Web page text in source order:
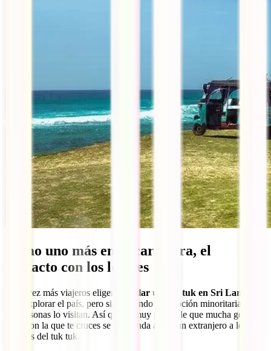
Como uno más en la carretera, el
contacto con los locales
Cada vez más viajeros eligen
alquilar un tuk tuk en Sri Lanka
para explorar el país, pero sigue siendo una opción minoritaria entre
las personas lo visitan. Así que es muy probable que mucha gente
local con la que te cruces se sorprenda al ver un extranjero a los
mandos del tuk tuk.